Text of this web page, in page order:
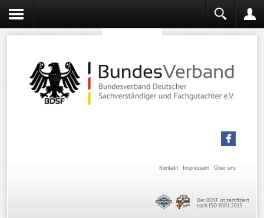
Über uns
Impressum
Kontakt
Der BDSF ist zertifiziert
nach ISO 9001:2015